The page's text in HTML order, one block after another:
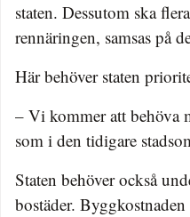
staten. Dessutom ska
rennäringen, samsas på
Här behöver staten
– Vi kommer att behöva
som i den tidigare
Staten behöver också
bostäder.